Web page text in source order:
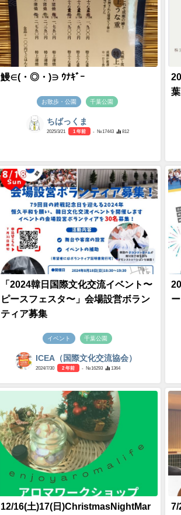
鰻∈(・◎・)∋ ｳﾅｷﾞｰ
お散歩・公園 千葉公園
ちばっくま
2025/3/21 1 年前 - №17443 812
葉
「2024韓日国際文化交流イベント〜
ピースフェスタ〜」会場設営ボラン
ティア募集
イベント 千葉公園
ICEA（国際文化交流協会）
2024/7/30 2 年前 - №16293 1364
12/16(土)17(日)ChristmasNightMar
7/